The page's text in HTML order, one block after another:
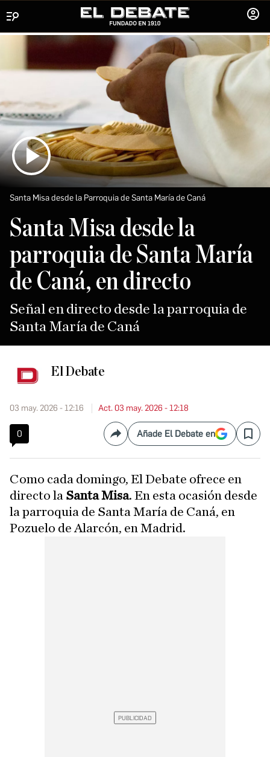
SESIÓN
Santa Misa desde la Parroquia de Santa María de Caná
Santa Misa desde la
parroquia de Santa María
de Caná, en directo
Señal en directo desde la parroquia de
Santa María de Caná
El Debate
03 may. 2026 - 12:16 Act. 03 may. 2026 - 12:18
0 CompartirAñade El Debate en Save
Como cada domingo, El Debate ofrece en
directo la Santa Misa. En esta ocasión desde
la parroquia de Santa María de Caná, en
Pozuelo de Alarcón, en Madrid.